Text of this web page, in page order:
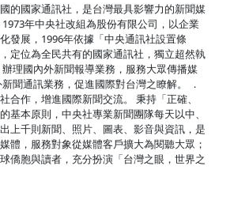
的國家通訊社，是台灣最具影響力的新聞媒
年中央社改組為股份有限公司，以企業
發展，1996年依據「中央通訊社設置條
定位為全民共有的國家通訊社，獨立超然執
理國內外新聞報導業務，服務大眾傳播媒
聞通訊業務，促進國際對台灣之瞭解。 ．
合作，增進國際新聞交流。 秉持「正確、
基本原則，中央社專業新聞團隊每天以中、
上千則新聞、照片、圖表、影音與資訊，是
體，服務對象從媒體客戶擴大為閱聽大眾；
僑胞與讀者，充分扮演「台灣之眼，世界之